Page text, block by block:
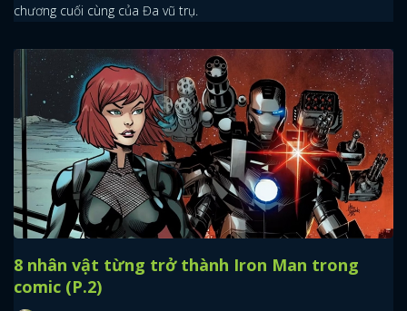
chương cuối cùng của Đa vũ trụ.
8 nhân vật từng trở thành Iron Man trong
comic (P.2)